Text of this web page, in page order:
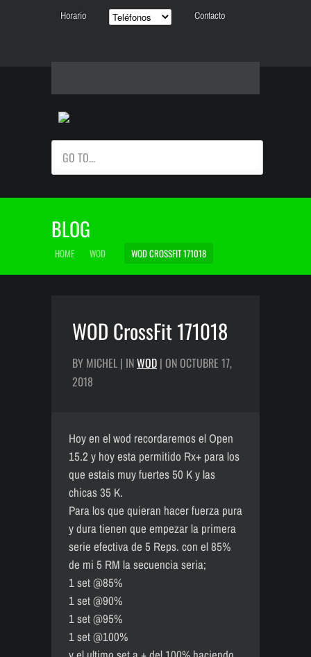
Horario Contacto
GO TO...
BLOG
HOME WOD WOD CROSSFIT 171018
WOD CrossFit 171018
BY MICHEL | INWOD | ON OCTUBRE 17,
2018
Hoy en el wod recordaremos el Open
15.2 y hoy esta permitido Rx+ para los
que estais muy fuertes 50 K y las
chicas 35 K.
Para los que quieran hacer fuerza pura
y dura tienen que empezar la primera
serie efectiva de 5 Reps. con el 85%
de mi 5 RM la secuencia seria;
1 set @85%
1 set @90%
1 set @95%
1 set @100%